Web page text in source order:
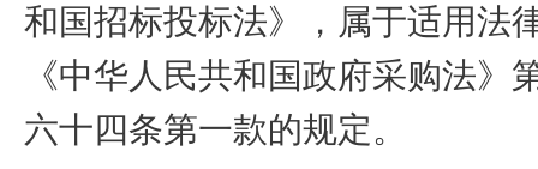
和国招标投标法》，属于适用法
《中华人民共和国政府采购法》
六十四条第一款的规定。